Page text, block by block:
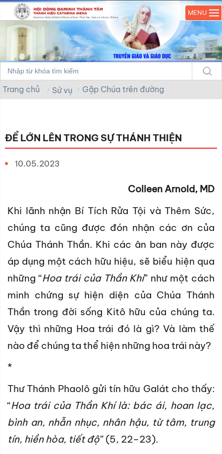
MENU
Trang chủ Sứ vụ Gặp Chúa trên đường
ĐỂ LỚN LÊN TRONG SỰ THÁNH THIỆN
10.05.2023
Colleen Arnold, MD
Khi lãnh nhận Bí Tích Rửa Tội và Thêm Sức,
chúng ta cũng được đón nhận các ơn của
Chúa Thánh Thần. Khi các ân ban này được
áp dụng một cách hữu hiệu, sẽ biểu hiện qua
những “Hoa trái của Thần Khí” như một cách
minh chứng sự hiện diện của Chúa Thánh
Thần trong đời sống Kitô hữu của chúng ta.
Vậy thì những Hoa trái đó là gì? Và làm thế
nào để chúng ta thể hiện những hoa trái này?
*
Thư Thánh Phaolô gửi tín hữu Galát cho thấy:
“Hoa trái của Thần Khí là: bác ái, hoan lạc,
bình an, nhẫn nhục, nhân hậu, từ tâm, trung
tín, hiền hòa, tiết độ” (5, 22–23).